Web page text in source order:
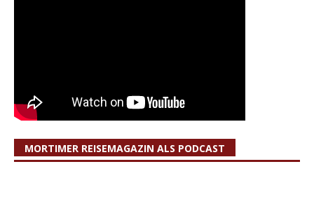
MORTIMER REISEMAGAZIN ALS PODCAST